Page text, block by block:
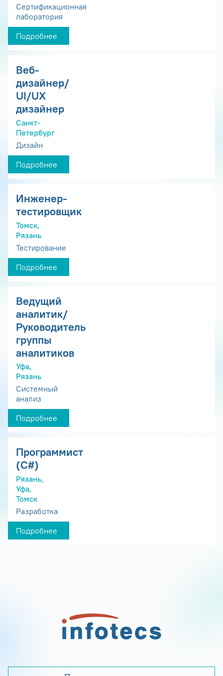
Сертификационная
лаборатория
Подробнее
Веб-
дизайнер/
UI/UX
дизайнер
Санкт-
Петербург
Дизайн
Подробнее
Инженер-
тестировщик
Томск,
Рязань
Тестирование
Подробнее
Ведущий
аналитик/
Руководитель
группы
аналитиков
Уфа,
Рязань
Системный
анализ
Подробнее
Программист
(С#)
Рязань,
Уфа,
Томск
Разработка
Подробнее